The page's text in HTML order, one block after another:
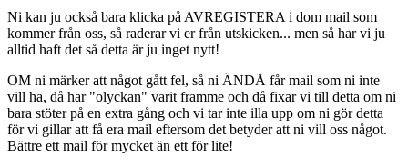
Ni kan ju också bara klicka på AVREGISTERA i dom mail som
kommer från oss, så raderar vi er från utskicken... men så har vi ju
alltid haft det så detta är ju inget nytt!
OM ni märker att något gått fel, så ni ÄNDÅ får mail som ni inte
vill ha, då har "olyckan" varit framme och då fixar vi till detta om ni
bara stöter på en extra gång och vi tar inte illa upp om ni gör detta
för vi gillar att få era mail eftersom det betyder att ni vill oss något.
Bättre ett mail för mycket än ett för lite!